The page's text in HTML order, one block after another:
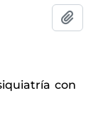
con